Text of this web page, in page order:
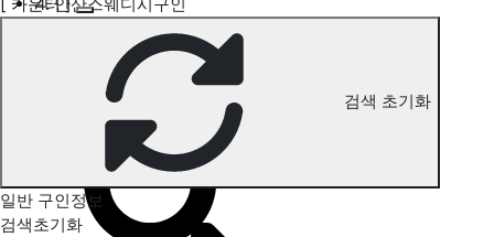
영천 카운터 구인정보 검색 초기화
일반 구인정보
검색초기화